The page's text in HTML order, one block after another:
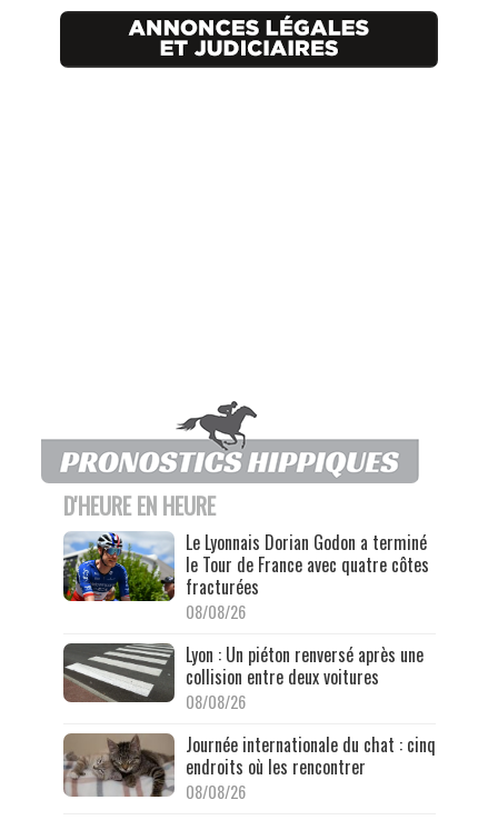
D'HEURE EN HEURE
Le Lyonnais Dorian Godon a terminé
le Tour de France avec quatre côtes
fracturées
08/08/26
Lyon : Un piéton renversé après une
collision entre deux voitures
08/08/26
Journée internationale du chat : cinq
endroits où les rencontrer
08/08/26